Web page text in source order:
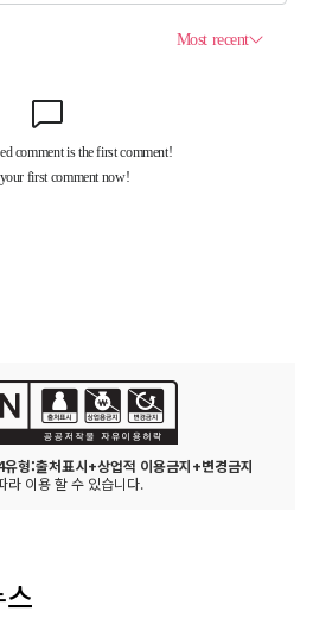
유형:출처표시+상업적 이용금지+변경금지
라 이용 할 수 있습니다.